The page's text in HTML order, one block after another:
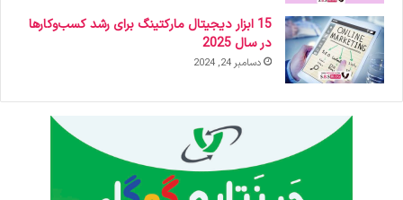
15 ابزار دیجیتال مارکتینگ برای رشد کسب‌وکارها
در سال 2025
دسامبر 24, 2024